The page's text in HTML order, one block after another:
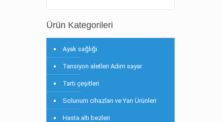
Ürün Kategorileri
Ayak sağlığı
Tansiyon aletleri Adım sayar
Tartı çeşitleri
Solunum cihazları ve Yan Ürünleri
Hasta altı bezleri